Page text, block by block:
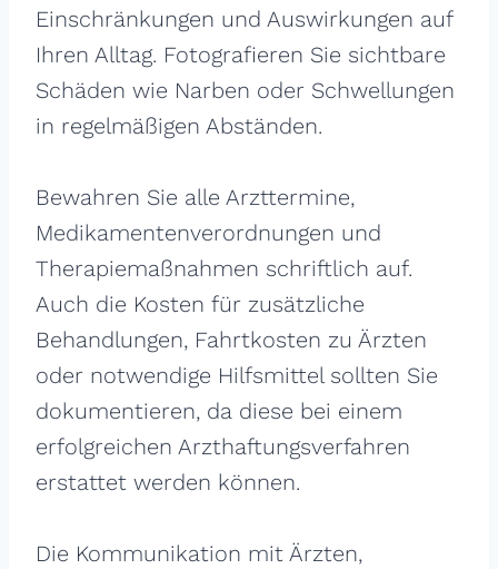
Einschränkungen und Auswirkungen auf
Ihren Alltag. Fotografieren Sie sichtbare
Schäden wie Narben oder Schwellungen
in regelmäßigen Abständen.
Bewahren Sie alle Arzttermine,
Medikamentenverordnungen und
Therapiemaßnahmen schriftlich auf.
Auch die Kosten für zusätzliche
Behandlungen, Fahrtkosten zu Ärzten
oder notwendige Hilfsmittel sollten Sie
dokumentieren, da diese bei einem
erfolgreichen Arzthaftungsverfahren
erstattet werden können.
Die Kommunikation mit Ärzten,